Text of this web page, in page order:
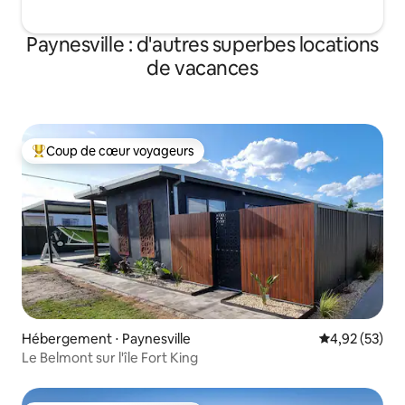
Paynesville : d'autres superbes locations
de vacances
Coups de cœur voyageurs les plus appréciés
Coup de cœur voyageurs
Hébergement ⋅ Paynesville Évaluation
4,92 (53)
Le Belmont sur l'île Fort King